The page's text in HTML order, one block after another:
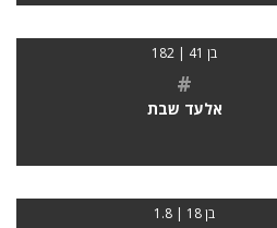
בן 41 | 182
#
אלעד שבת
בן 18 | 1.8